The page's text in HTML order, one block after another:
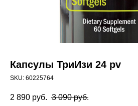
Капсулы ТриИзи 24 pv
SKU: 60225764
2 890 руб. 3 090 руб.